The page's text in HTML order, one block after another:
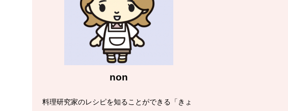
non
料理研究家のレシピを知ることができる「きょ